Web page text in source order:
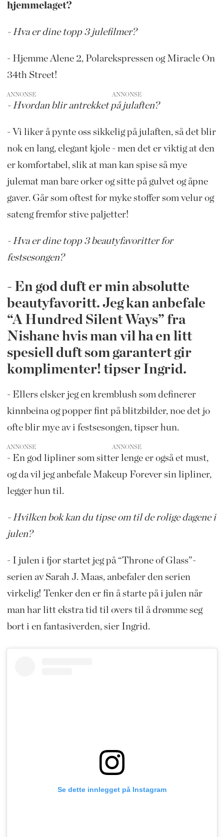
hjemmelaget?
- Hva er dine topp 3 julefilmer?
- Hjemme Alene 2, Polarekspressen og Miracle On
34th Street!
ANNONSE
- Hvordan blir antrekket på julaften?
- Vi liker å pynte oss sikkelig på julaften, så det blir
nok en lang, elegant kjole - men det er viktig at den
er komfortabel, slik at man kan spise så mye
julemat man bare orker og sitte på gulvet og åpne
gaver. Går som oftest for myke stoffer som velur og
sateng fremfor stive paljetter!
- Hva er dine topp 3 beautyfavoritter for
festsesongen?
- En god duft er min absolutte
beautyfavoritt. Jeg kan anbefale
“A Hundred Silent Ways” fra
Nishane hvis man vil ha en litt
spesiell duft som garantert gir
komplimenter! tipser Ingrid.
- Ellers elsker jeg en kremblush som definerer
kinnbeina og popper fint på blitzbilder, noe det jo
ofte blir mye av i festsesongen, tipser hun.
ANNONSE
- En god lipliner som sitter lenge er også et must,
og da vil jeg anbefale Makeup Forever sin lipliner,
legger hun til.
- Hvilken bok kan du tipse om til de rolige dagene i
julen?
- I julen i fjor startet jeg på “Throne of Glass”-
serien av Sarah J. Maas, anbefaler den serien
virkelig! Tenker den er fin å starte på i julen når
man har litt ekstra tid til overs til å drømme seg
bort i en fantasiverden, sier Ingrid.
Se dette innlegget på Instagram